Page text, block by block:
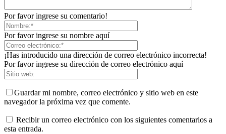
Por favor ingrese su comentario!
Por favor ingrese su nombre aquí
¡Has introducido una dirección de correo electrónico incorrecta!
Por favor ingrese su dirección de correo electrónico aquí
Guardar mi nombre, correo electrónico y sitio web en este
navegador la próxima vez que comente.
Recibir un correo electrónico con los siguientes comentarios a
esta entrada.